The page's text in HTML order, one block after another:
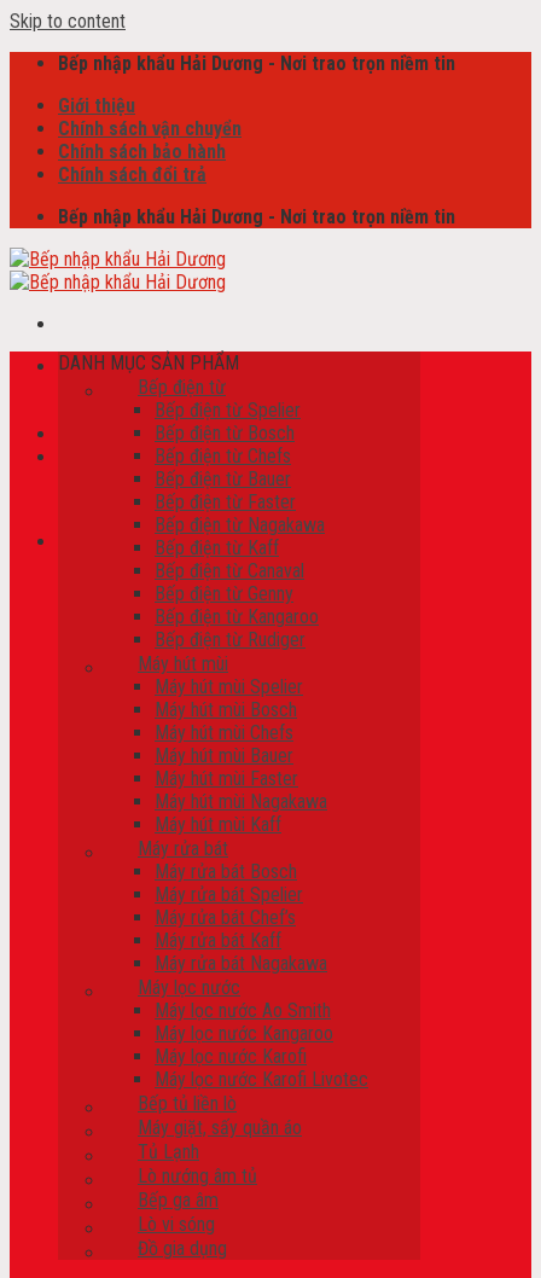
Skip to content
Bếp nhập khẩu Hải Dương - Nơi trao trọn niềm tin
Giới thiệu
Chính sách vận chuyển
Chính sách bảo hành
Chính sách đổi trả
Bếp nhập khẩu Hải Dương - Nơi trao trọn niềm tin
Tìm kiếm:
Giỏ hàng /0₫
Chưa có sản phẩm trong giỏ hàng.
Chưa có sản phẩm trong giỏ hàng.
DANH MỤC SẢN PHẨM
Bếp điện từ
Bếp điện từ Spelier
Bếp điện từ Bosch
Bếp điện từ Chefs
Bếp điện từ Bauer
Bếp điện từ Faster
Bếp điện từ Nagakawa
Bếp điện từ Kaff
Bếp điện từ Canaval
Bếp điện từ Genny
Bếp điện từ Kangaroo
Bếp điện từ Rudiger
Máy hút mùi
Máy hút mùi Spelier
Máy hút mùi Bosch
Máy hút mùi Chefs
Máy hút mùi Bauer
Máy hút mùi Faster
Máy hút mùi Nagakawa
Máy hút mùi Kaff
Máy rửa bát
Máy rửa bát Bosch
Máy rửa bát Spelier
Máy rửa bát Chef’s
Máy rửa bát Kaff
Máy rửa bát Nagakawa
Máy lọc nước
Máy lọc nước Ao Smith
Máy lọc nước Kangaroo
Máy lọc nước Karofi
Máy lọc nước Karofi Livotec
Bếp tủ liền lò
Máy giặt, sấy quần áo
Tủ Lạnh
Lò nướng âm tủ
Bếp ga âm
Lò vi sóng
Đồ gia dụng